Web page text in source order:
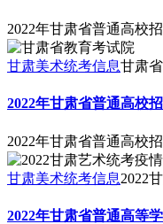
2022年甘肃省普通高校
甘肃美术统考信息甘肃
2022年甘肃省普通高校
2022年甘肃省普通高校
甘肃美术统考信息2022
2022年甘肃省普通高等